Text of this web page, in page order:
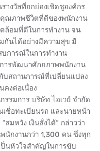
างวัลที่ยกย่องเชิดชูองค์กร
ณภาพชีวิตที่ดีของพนักงาน
ล้อมที่ดีในการทำงาน จน
กันได้อย่างมีความสุข มี
การณ์ในการทำงาน
ารพัฒนาศักยภาพพนักงาน
บสถานการณ์ที่เปลี่ยนแปลง
คงต่อเนื่อง
รรมการ บริษัท ไฮเวย์ จำกัด
ชื่อทะเบียนรถ และนายหน้า
มหวัง เงินสั่งได้” กล่าวว่า
นักงานกว่า 1,300 คน ซึ่งทุก
นหัวใจสำคัญในการขับ